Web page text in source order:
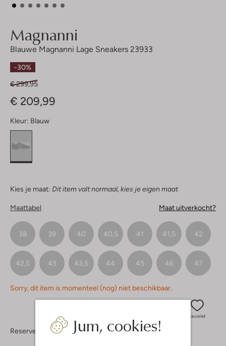
Jum, cookies!
Magnanni
Blauwe Magnanni Lage Sneakers 23933
-30%
€ 299,95
€ 209,99
Kleur: Blauw
Kies je maat: Dit item valt normaal, kies je eigen maat
Maattabel Maat uitverkocht?
38 39 40 40,5 41 41,5 42
42,5 43 43,5 44 45 46 47
Sorry, dit item is momenteel (nog) niet beschikbaar.
Favoriet
Reserveer direct in een van onze 37 boutiques